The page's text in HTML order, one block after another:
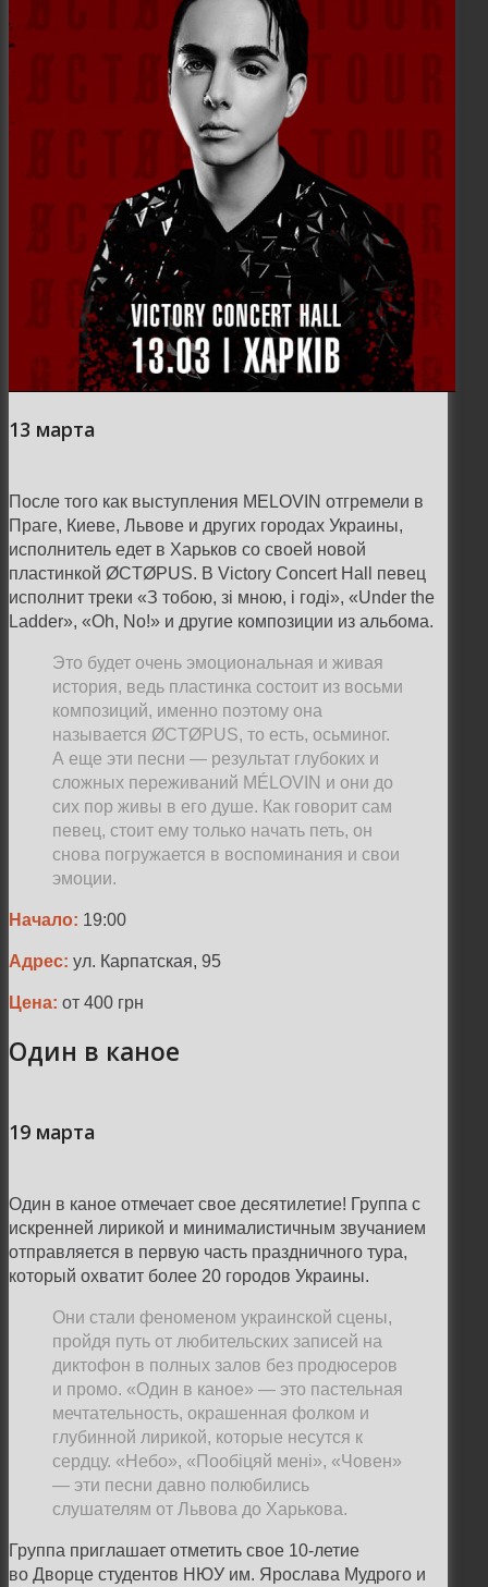
13 марта
После того как выступления MELOVIN отгремели в
Праге, Киеве, Львове и других городах Украины,
исполнитель едет в Харьков со своей новой
пластинкой ØCTØPUS. В Victory Concert Hall певец
исполнит треки «З тобою, зі мною, і годі», «Under the
Ladder», «Oh, No!» и другие композиции из альбома.
Это будет очень эмоциональная и живая
история, ведь пластинка состоит из восьми
композиций, именно поэтому она
называется ØCTØPUS, то есть, осьминог.
А еще эти песни — результат глубоких и
сложных переживаний MÉLOVIN и они до
сих пор живы в его душе. Как говорит сам
певец, стоит ему только начать петь, он
снова погружается в воспоминания и свои
эмоции.
Начало: 19:00
Адрес: ул. Карпатская, 95
Цена: от 400 грн
Один в каное
19 марта
Один в каное отмечает свое десятилетие! Группа с
искренней лирикой и минималистичным звучанием
отправляется в первую часть праздничного тура,
который охватит более 20 городов Украины.
Они стали феноменом украинской сцены,
пройдя путь от любительских записей на
диктофон в полных залов без продюсеров
и промо. «Один в каное» — это пастельная
мечтательность, окрашенная фолком и
глубинной лирикой, которые несутся к
сердцу. «Небо», «Пообіцяй мені», «Човен»
— эти песни давно полюбились
слушателям от Львова до Харькова.
Группа приглашает отметить свое 10-летие
во Дворце студентов НЮУ им. Ярослава Мудрого и